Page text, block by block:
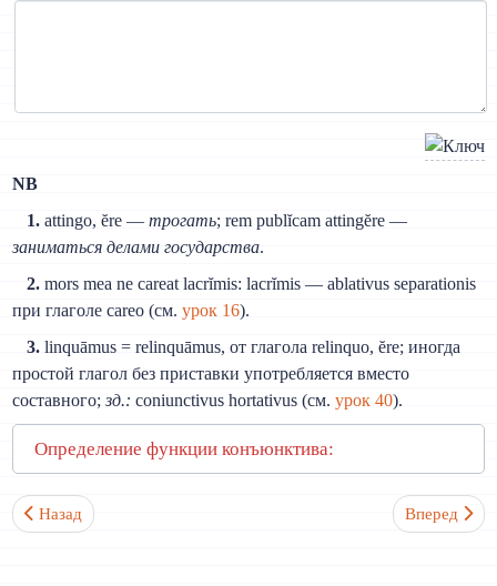
NB
1. attingo, ĕre — трогать; rem publĭcam attingĕre —
заниматься делами государства.
2. mors mea ne careat lacrĭmis: lacrĭmis — ablativus separationis
при глаголе careo (см.урок 16).
3. linquāmus = relinquāmus, от глагола relinquo, ĕre; иногда
простой глагол без приставки употребляется вместо
составного;зд.: coniunctivus hortativus (см.урок 40).
Определение функции конъюнктива:
Предыдущий: Урок 44. Косвенный вопрос (действие
Назад Следующий:
Вперед